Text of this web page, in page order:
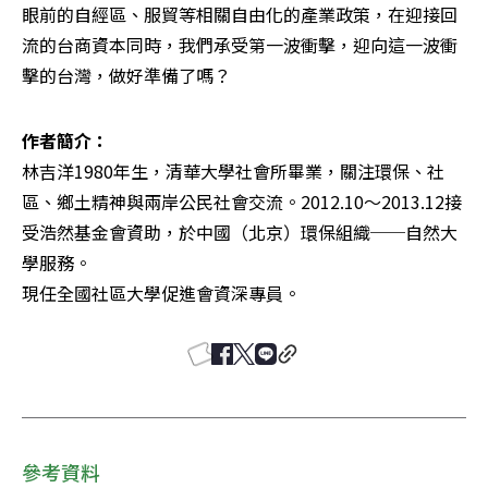
眼前的自經區、服貿等相關自由化的產業政策，在迎接回
流的台商資本同時，我們承受第一波衝擊，迎向這一波衝
擊的台灣，做好準備了嗎？
作者簡介：
林吉洋1980年生，清華大學社會所畢業，關注環保、社
區、鄉土精神與兩岸公民社會交流。2012.10～2013.12接
受浩然基金會資助，於中國（北京）環保組織──自然大
學服務。
現任全國社區大學促進會資深專員。
參考資料